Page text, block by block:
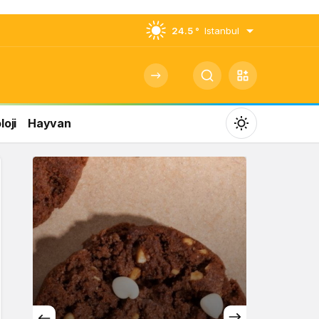
24.5 ° Istanbul
Hayvan
Mod
değiştir
Gündüz Modu
Gündüz modunu seçin.
Gece Modu
Gece modunu seçin.